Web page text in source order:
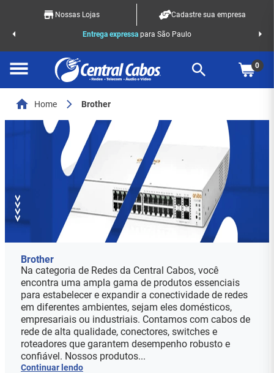
Nossas Lojas
Cadastre sua empresa
Entrega expressa para São Paulo
0
Home Brother
Brother
Na categoria de Redes da Central Cabos, você
encontra uma ampla gama de produtos essenciais
para estabelecer e expandir a conectividade de redes
em diferentes ambientes, sejam eles domésticos,
empresariais ou industriais. Contamos com cabos de
rede de alta qualidade, conectores, switches e
roteadores que garantem desempenho robusto e
confiável. Nossos produtos...
Continuar lendo